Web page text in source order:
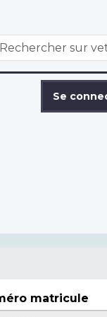
WxT
Se
matricule